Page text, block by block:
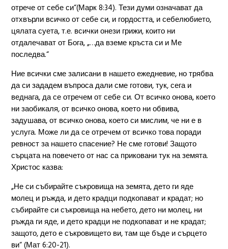
отрече от себе си“(Марк 8:34). Тези думи означават да
отхвърли всичко от себе си, и гордостта, и себелюбието,
цялата суета, т.е. всички онези грижи, които ни
отдалечават от Бога, „…да вземе кръста си и Ме
последва.“
Ние всички сме залисани в нашето ежедневие, но трябва
да си зададем въпроса дали сме готови, тук, сега и
веднага, да се отречем от себе си. От всичко онова, което
ни заобикаля, от всичко онова, което ни обвива,
задушава, от всичко онова, което си мислим, че ни е в
услуга. Може ли да се отречем от всичко това поради
ревност за нашето спасение? Не сме готови! Защото
сърцата на повечето от нас са приковани тук на земята.
Христос казва:
„Не си събирайте съкровища на земята, дето ги яде
молец и ръжда, и дето крадци подкопават и крадат; но
събирайте си съкровища на небето, дето ни молец, ни
ръжда ги яде, и дето крадци не подкопават и не крадат;
защото, дето е съкровището ви, там ще бъде и сърцето
ви“ (Мат 6:20-21).